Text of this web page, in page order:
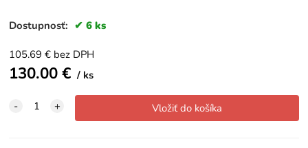
Dostupnosť: 6 ks
105.69 € bez DPH
130.00€ ks